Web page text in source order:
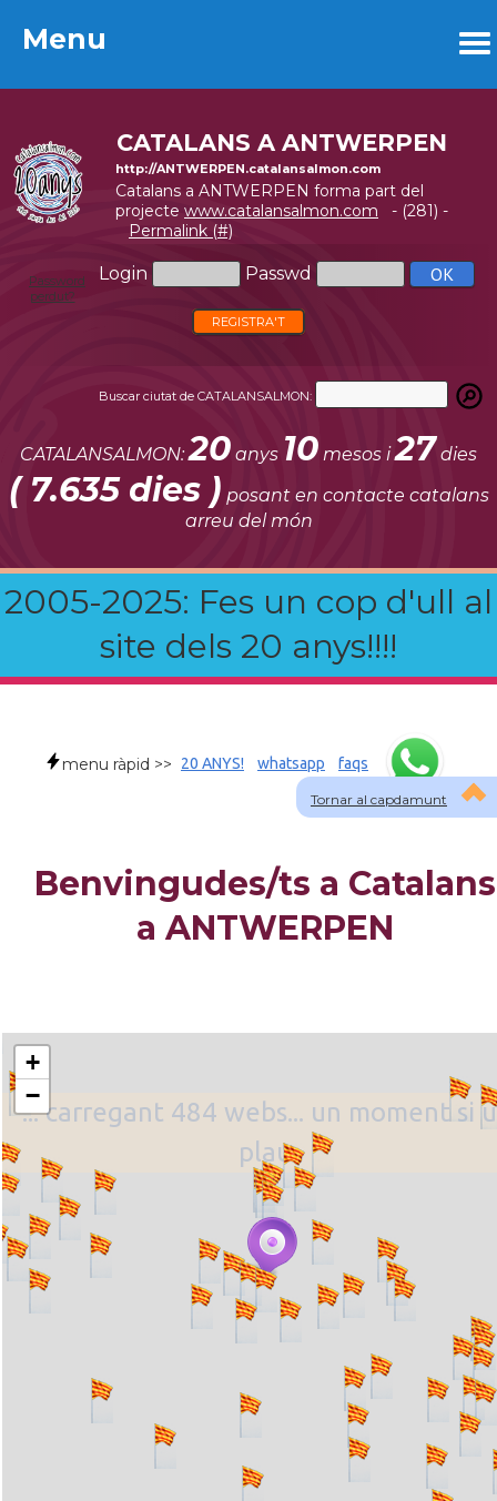
Menu
CATALANS A ANTWERPEN
http://ANTWERPEN.catalansalmon.com
Catalans a ANTWERPEN forma part del
projecte www.catalansalmon.com - (281) -
Permalink (#)
Login Passwd
Password
perdut?
REGISTRA'T
Buscar ciutat de CATALANSALMON:
CATALANSALMON:20 anys 10 mesos i27 dies
( 7.635 dies ) posant en contacte catalans
arreu del món
2005-2025: Fes un cop d'ull al
site dels 20 anys!!!!
Menu
Tornar al capdamunt
menu ràpid >> 20 ANYS! whatsapp faqs
Benvingudes/ts a Catalans
a ANTWERPEN
... carregant 484 webs... un moment si
plau
+
−